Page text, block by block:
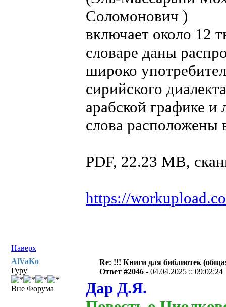
Соломонович )
включает около 12
словаре даны
широко
сирийского
арабской графике и
слова расположены
PDF, 22.23 MB,
https://
Наверх
AlVaKo
Гуру
Вне Форума
Re: !!! Книги для библиотек
Ответ #2046 -04.04.2025 :: 09:02:24
Дар Д.Я.